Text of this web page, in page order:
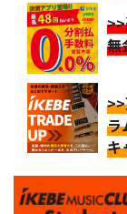
無
ラ
キ